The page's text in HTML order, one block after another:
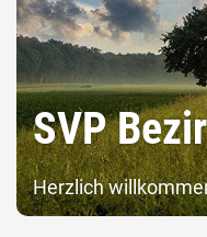
SVP
Herzlich